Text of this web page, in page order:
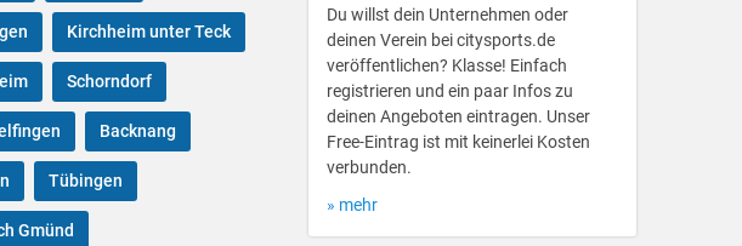
Kirchheim unter Teck
Schorndorf
Backnang
Tübingen
Gmünd
Du willst dein Unternehmen oder
deinen Verein bei citysports.de
veröffentlichen? Klasse! Einfach
registrieren und ein paar Infos zu
deinen Angeboten eintragen. Unser
Free-Eintrag ist mit keinerlei Kosten
verbunden.
» mehr